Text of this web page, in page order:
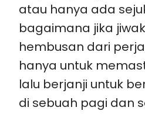
atau hanya ada
bagaimana jika
hembusan dari
hanya untuk
lalu berjanji untuk
di sebuah pagi dan